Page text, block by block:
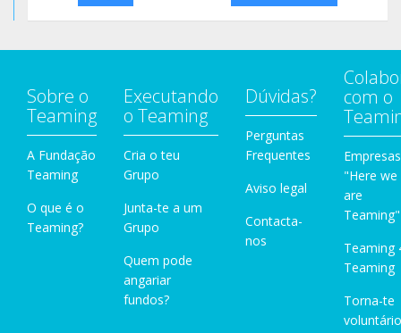
Sobre o
Teaming
A Fundação
Teaming
O que é o
Teaming?
Executando
o Teaming
Cria o teu
Grupo
Junta-te a um
Grupo
Quem pode
angariar
fundos?
Dúvidas?
Perguntas
Frequentes
Aviso legal
Contacta-
nos
com o
Empresas
"Here we
are
Teaming"
Teaming
Teaming
Torna-te